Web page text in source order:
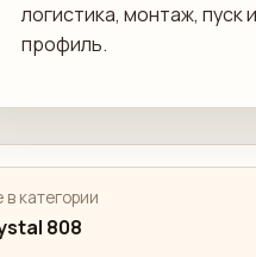
логистика, монтаж,
профиль.
категории
808